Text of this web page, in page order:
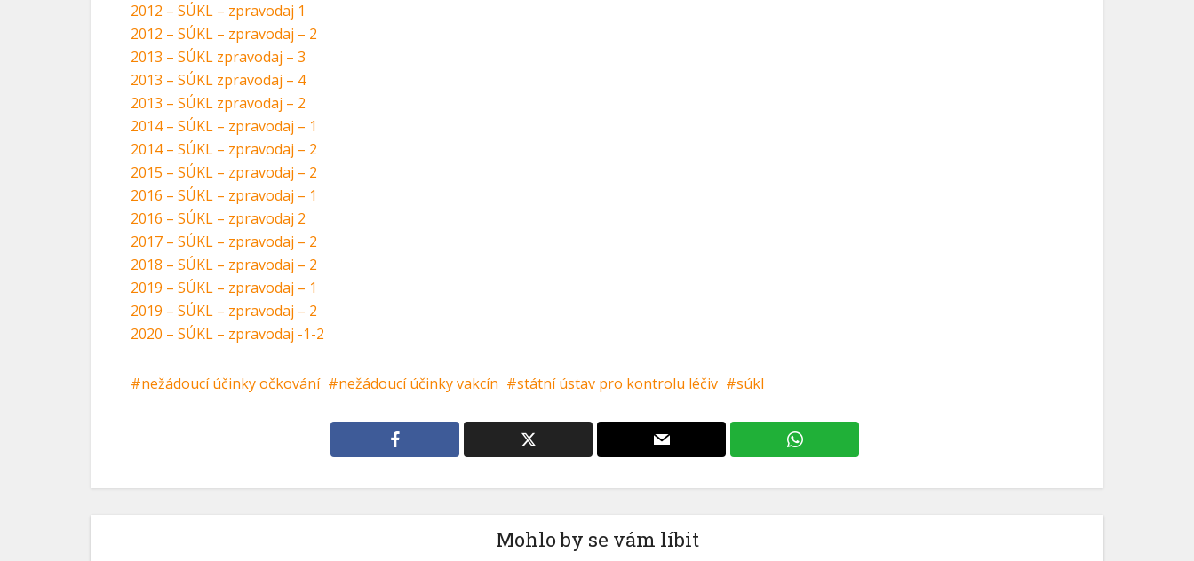
2012 – SÚKL – zpravodaj 1
2012 – SÚKL – zpravodaj – 2
2013 – SÚKL zpravodaj – 3
2013 – SÚKL zpravodaj – 4
2013 – SÚKL zpravodaj – 2
2014 – SÚKL – zpravodaj – 1
2014 – SÚKL – zpravodaj – 2
2015 – SÚKL – zpravodaj – 2
2016 – SÚKL – zpravodaj – 1
2016 – SÚKL – zpravodaj 2
2017 – SÚKL – zpravodaj – 2
2018 – SÚKL – zpravodaj – 2
2019 – SÚKL – zpravodaj – 1
2019 – SÚKL – zpravodaj – 2
2020 – SÚKL – zpravodaj -1-2
nežádoucí účinky očkování nežádoucí účinky vakcín státní ústav pro kontrolu léčiv súkl
Mohlo by se vám líbit